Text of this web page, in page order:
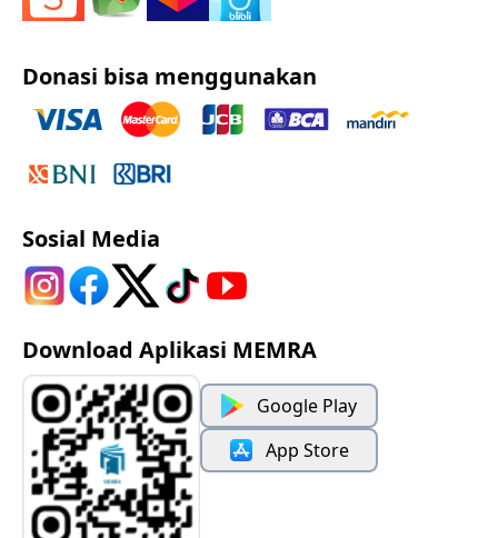
Donasi bisa menggunakan
Sosial Media
Download Aplikasi MEMRA
Google Play
App Store